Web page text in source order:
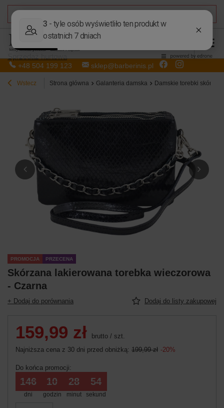
+48 504 199 123 sklep@barberinis.pl
Wstecz Strona główna Galanteria damska Damskie torebki
PROMOCJA PRZECENA
Skórzana lakierowana torebka wieczorowa
- Czarna
+ Dodaj do porównania Dodaj do listy zakupowej
159,99 zł brutto / szt.
Najniższa cena z 30 dni przed obniżką: 199,99 zł -20%
Do końca promocji:
146
dni
10
godzin
28
minut
54
sekund